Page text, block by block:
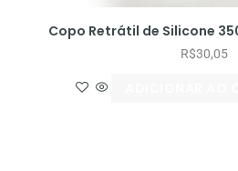
Copo Retrátil de Silicone
R$30,05